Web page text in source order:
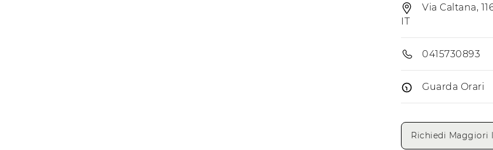
Via Caltana,
IT
0415730893
Guarda Orari
Lunedì
Richiedi Maggiori